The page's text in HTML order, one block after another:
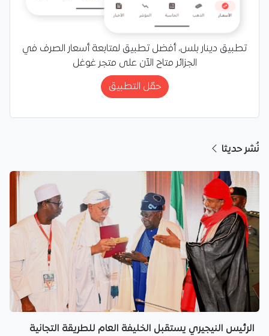
تطبيق دينار بلس، أفضل تطبيق لمتابعة أسعار الصرف في
الجزائر متاح الآن على متجر غوغل
حمّل التطبيق
نُشر حديثا
الرئيس النيجيري يستقبل الخليفة العام للطريقة التجانية